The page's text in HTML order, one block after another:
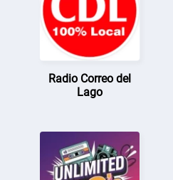
Radio Correo del
Lago